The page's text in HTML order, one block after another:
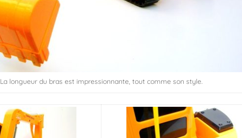
La longueur du bras est impressionnante, tout comme son style.